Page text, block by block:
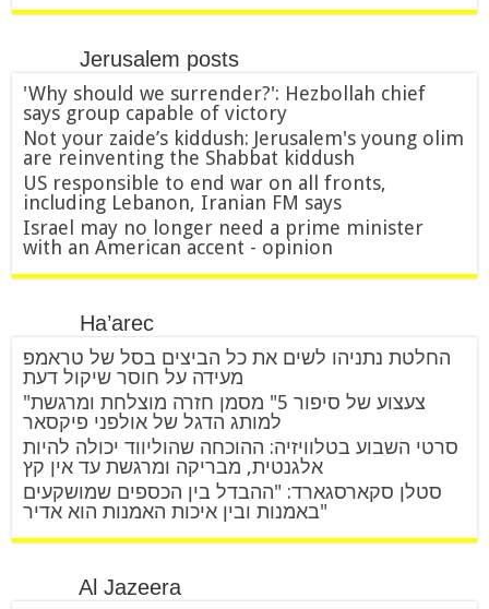
Jerusalem posts
'Why should we surrender?': Hezbollah chief
says group capable of victory
Not your zaide’s kiddush: Jerusalem's young olim
are reinventing the Shabbat kiddush
US responsible to end war on all fronts,
including Lebanon, Iranian FM says
Israel may no longer need a prime minister
with an American accent - opinion
Ha’arec
החלטת נתניהו לשים את כל הביצים בסל של טראמפ
מעידה על חוסר שיקול דעת
"צעצוע של סיפור 5" מסמן חזרה מוצלחת ומרגשת
למותג הדגל של אולפני פיקסאר
סרטי השבוע בטלוויזיה: ההוכחה שהוליווד יכולה להיות
אלגנטית, מבריקה ומרגשת עד אין קץ
סטלן סקארסגארד: "ההבדל בין הכספים שמושקעים
באמנות ובין איכות האמנות הוא אדיר"
Al Jazeera